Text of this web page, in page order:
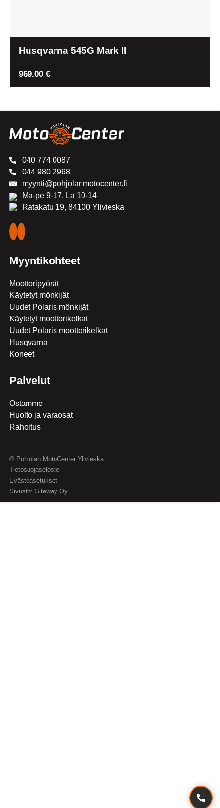
Husqvarna 545G Mark II
969.00€
040 774 0087
044 980 2968
myynti@pohjolanmotocenter.fi
Ma-pe 9-17, La 10-14
Ratakatu 19, 84100 Ylivieska
Myyntikohteet
Moottoripyörät
Käytetyt mönkijät
Uudet Polaris mönkijät
Käytetyt moottorikelkat
Uudet Polaris moottorikelkat
Husqvarna
Koneet
Palvelut
Ostamme
Huolto ja varaosat
Rahoitus
© Pohjolan MotoCenter Ylivieska
Tietosuojaseloste
Evästeasetukset
Sivusto: Siteway Oy